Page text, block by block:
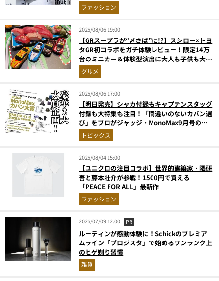
ファッション
2026/08/06 19:00
【GRスープラが“〆さば”に!?】スシロー×トヨ
タGR初コラボをガチ体験レビュー！限定14万
台のミニカー＆体験型演出に大人も子供も大興
奮間違いなし
グルメ
2026/08/06 17:00
【明日発売】シャカ付録もキャプテンスタッグ
付録も大特集も注目！「間違いのないカバン選
び」をプロがジャッジ・MonoMax9月号の目
次を公開
トピックス
2026/08/04 15:00
【ユニクロの注目コラボ】世界的建築家・隈研
吾と藤本壮介が参戦！1500円で買える
「PEACE FOR ALL」最新作
ファッション
2026/07/09 12:00 PR
ルーティンが感動体験に！Schickのプレミア
ムライン「プロジスタ」で始めるワンランク上
のヒゲ剃り習慣
雑貨